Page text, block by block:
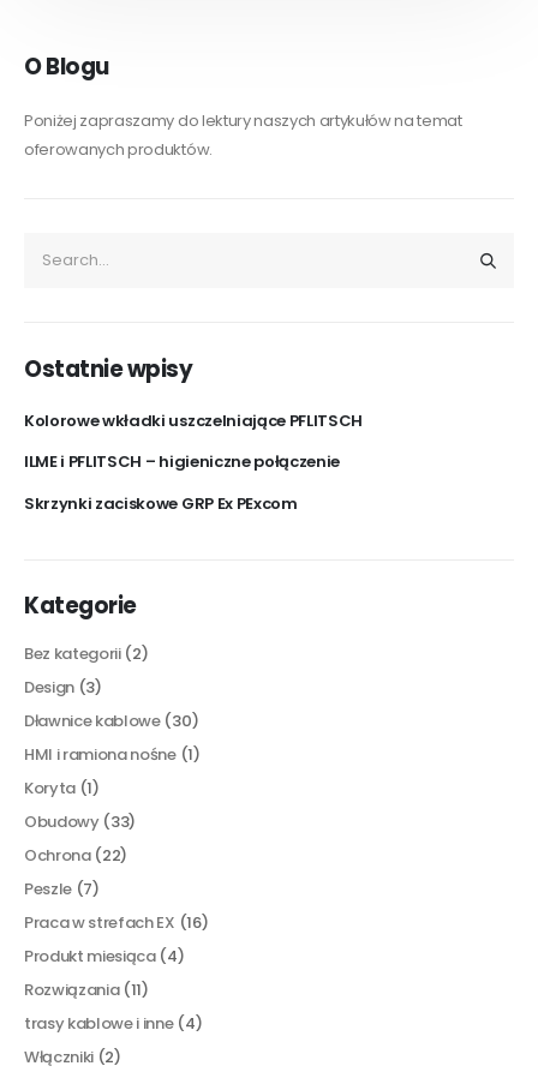
O Blogu
Poniżej zapraszamy do lektury naszych artykułów na temat
oferowanych produktów.
Ostatnie wpisy
Kolorowe wkładki uszczelniające PFLITSCH
ILME i PFLITSCH – higieniczne połączenie
Skrzynki zaciskowe GRP Ex PExcom
Kategorie
Bez kategorii(2)
Design (3)
Dławnice kablowe(30)
HMI i ramiona nośne(1)
Koryta (1)
Obudowy(33)
Ochrona(22)
Peszle (7)
Praca w strefach EX (16)
Produkt miesiąca(4)
Rozwiązania(11)
trasy kablowe i inne(4)
Włączniki (2)